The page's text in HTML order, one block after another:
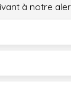
à notre